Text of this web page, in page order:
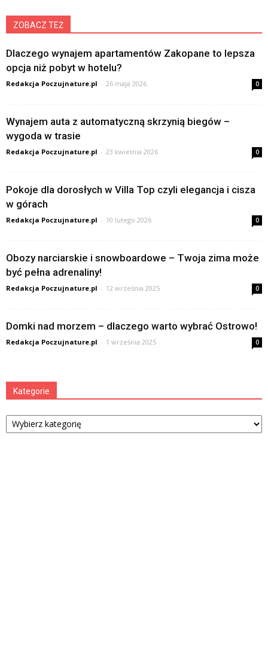
ZOBACZ TEŻ
Dlaczego wynajem apartamentów Zakopane to lepsza
opcja niż pobyt w hotelu?
Redakcja Poczujnature.pl - 26 maja 2026 0
Wynajem auta z automatyczną skrzynią biegów –
wygoda w trasie
Redakcja Poczujnature.pl - 23 kwietnia 2026 0
Pokoje dla dorosłych w Villa Top czyli elegancja i cisza
w górach
Redakcja Poczujnature.pl - 10 lutego 2026 0
Obozy narciarskie i snowboardowe – Twoja zima może
być pełna adrenaliny!
Redakcja Poczujnature.pl - 12 września 2025 0
Domki nad morzem – dlaczego warto wybrać Ostrowo!
Redakcja Poczujnature.pl - 1 września 2025 0
Kategorie
Kategorie